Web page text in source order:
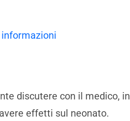
discutere con il medico, in
effetti sul neonato.